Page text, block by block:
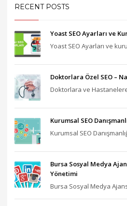
RECENT POSTS
Yoast SEO Ayarları ve
Yoast SEO Ayarları ve
Doktorlara Özel SEO –
Doktorlara ve
Kurumsal SEO
Kurumsal SEO
Bursa Sosyal Medya
Yönetimi
Bursa Sosyal Medya